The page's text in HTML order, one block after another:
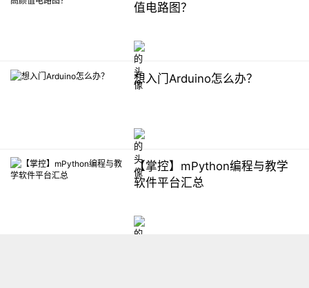
值电路图？
想入门Arduino怎么办？
【掌控】mPython编程与教学
软件平台汇总